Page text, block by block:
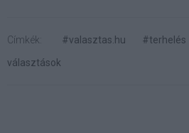
Címkék: #valasztas.hu #terhelés
választások